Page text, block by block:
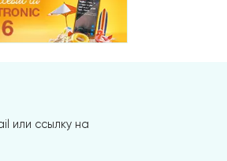
или ссылку на